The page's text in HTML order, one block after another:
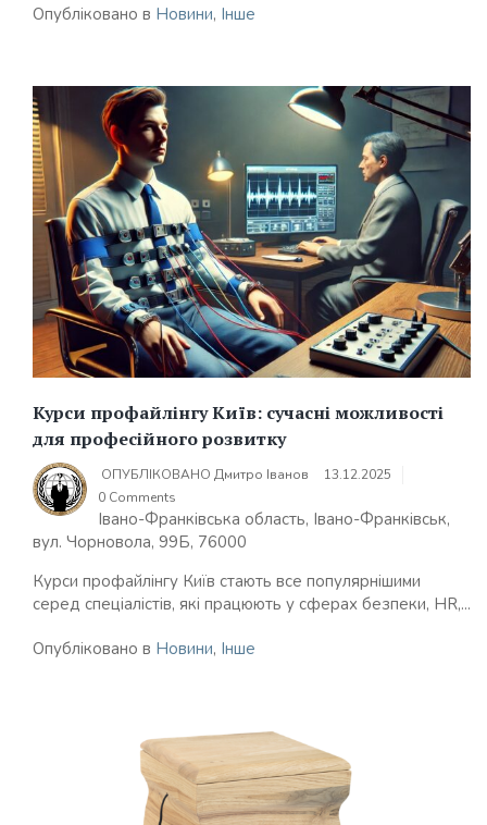
Опубліковано в Новини, Інше
Курси профайлінгу Київ: сучасні можливості
для професійного розвитку
ОПУБЛІКОВАНО Дмитро Іванов
13.12.2025
0 Comments
Івано-Франківська область, Івано-Франківськ,
вул. Чорновола, 99Б, 76000
Курси профайлінгу Київ стають все популярнішими
серед спеціалістів, які працюють у сферах безпеки, HR,...
Опубліковано в Новини, Інше